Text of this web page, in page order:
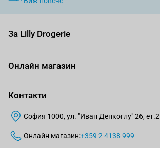
За Lilly Drogerie
Онлайн магазин
Контакти
София 1000, ул. "Иван Денкоглу" 26, ет.2
Онлайн магазин:+359 2 4138 999